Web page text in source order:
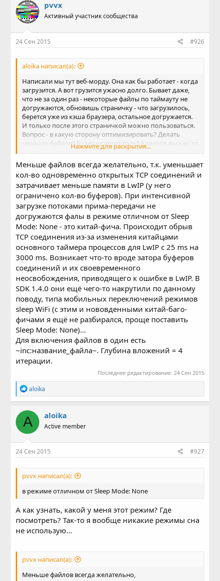
pvvx
Активный участник сообщества
24 Сен 2015 #926
aloika написал(а):
Написали мы тут веб-морду. Она как бы работает - когда
загрузится. А вот грузится ужасно долго. Бывает даже,
что не за один раз - некоторые файлы по таймауту не
догружаются, обновишь страничку - что загрузилось,
берется уже из кэша браузера, остальное догружается.
И только после этого страничкой можно пользоваться.
Вопрос - в какую сторону оптимизировать? Делать
меньше файлов? Будет от этого толк? Кажется, вы как-то
писали об этом, не смог сейчас найти с ходу...
Нажмите для раскрытия...
Меньше файлов всегда желательно, т.к. уменьшает
кол-во одновременно открытых TCP соединений и
затрачивает меньше памяти в LwIP (у него
ограничено кол-во буферов). При интенсивной
загрузке потоками прима-передачи не
догружаются фалы в режиме отличном от Sleep
Mode: None - это китай-фича. Происходит обрыв
TCP соединения из-за изменения китайцами
основного таймера процессов для LwIP с 25 ms на
3000 ms. Возникает что-то вроде затора буферов
соединений и их своевременного
неосвобождения, приводящего к ошибке в LwIP. В
SDK 1.4.0 они ещё чего-то накрутили по данному
поводу, типа мобильных переключений режимов
sleep WiFi (с этим и нововденными китай-баго-
фичами я ещё не разбирался, проще поставить
Sleep Mode: None)...
Для включения файлов в один есть
~inc:название_файла~. Глубина вложений = 4
итерации.
Последнее редактирование: 24 Сен 2015
Р
е
а
к
ц
и
и
:
aloika
A aloika
Active member
24 Сен 2015 #927
pvvx написал(а):
в режиме отличном от Sleep Mode: None
А как узнать, какой у меня этот режим? Где
посмотреть? Так-то я вообще никакие режимы сна
не использую...
pvvx написал(а):
Меньше файлов всегда желательно,